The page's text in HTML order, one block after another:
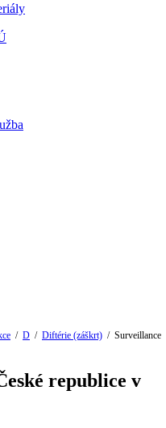
/ D / Diftérie (záškrt) / Surveillance
republice v